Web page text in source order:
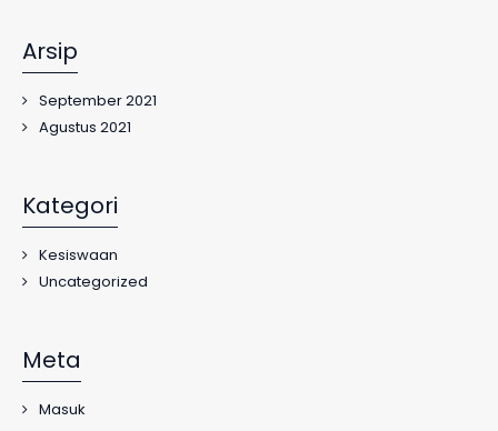
Arsip
September 2021
Agustus 2021
Kategori
Kesiswaan
Uncategorized
Meta
Masuk